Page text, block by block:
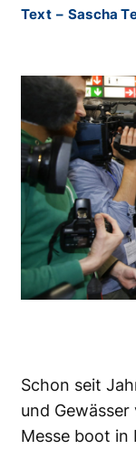
Text – Sascha
Schon seit
und
Messe boot in